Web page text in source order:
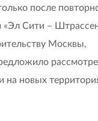
после
«Эл Сити –
Москвы,
на новых